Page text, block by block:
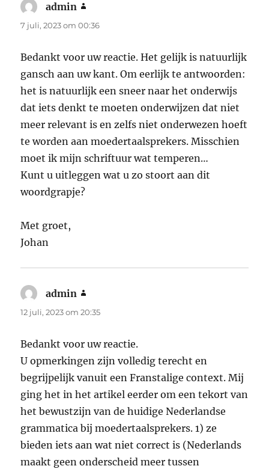
admin
7 juli, 2023 om 00:36
Bedankt voor uw reactie. Het gelijk is natuurlijk
gansch aan uw kant. Om eerlijk te antwoorden:
het is natuurlijk een sneer naar het onderwijs
dat iets denkt te moeten onderwijzen dat niet
meer relevant is en zelfs niet onderwezen hoeft
te worden aan moedertaalsprekers. Misschien
moet ik mijn schriftuur wat temperen…
Kunt u uitleggen wat u zo stoort aan dit
woordgrapje?
Met groet,
Johan
admin
12 juli, 2023 om 20:35
Bedankt voor uw reactie.
U opmerkingen zijn volledig terecht en
begrijpelijk vanuit een Franstalige context. Mij
ging het in het artikel eerder om een tekort van
het bewustzijn van de huidige Nederlandse
grammatica bij moedertaalsprekers. 1) ze
bieden iets aan wat niet correct is (Nederlands
maakt geen onderscheid meer tussen